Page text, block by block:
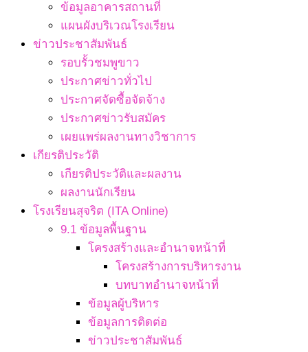
ข้อมูลอาคารสถานที่
แผนผังบริเวณโรงเรียน
ข่าวประชาสัมพันธ์
รอบรั้วชมพูขาว
ประกาศข่าวทั่วไป
ประกาศจัดซื้อจัดจ้าง
ประกาศข่าวรับสมัคร
เผยแพร่ผลงานทางวิชาการ
เกียรติประวัติ
เกียรติประวัติและผลงาน
ผลงานนักเรียน
โรงเรียนสุจริต (ITA Online)
9.1 ข้อมูลพื้นฐาน
โครงสร้างและอำนาจหน้าที่
โครงสร้างการบริหารงาน
บทบาทอำนาจหน้าที่
ข้อมูลผู้บริหาร
ข้อมูลการติดต่อ
ข่าวประชาสัมพันธ์